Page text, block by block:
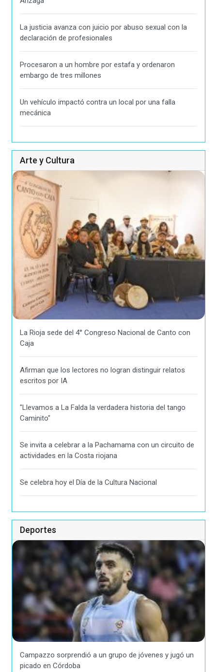
La justicia avanza con juicio por abuso sexual con la
declaración de profesionales
Procesaron a un hombre por estafa y ordenaron
embargo de tres millones
Un vehículo impactó contra un local por una falla
mecánica
Arte y Cultura
La Rioja sede del 4° Congreso Nacional de Canto con
Caja
Afirman que los lectores no logran distinguir relatos
escritos por IA
"Llevamos a La Falda la verdadera historia del tango
Caminito"
Se invita a celebrar a la Pachamama con un circuito de
actividades en la Costa riojana
Se celebra hoy el Día de la Cultura Nacional
Deportes
Campazzo sorprendió a un grupo de jóvenes y jugó un
picado en Córdoba